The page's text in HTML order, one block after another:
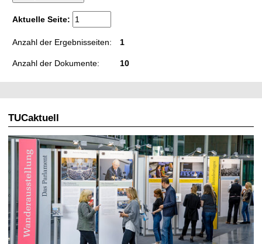
Aktuelle Seite:
Anzahl der Ergebnisseiten: 1
Anzahl der Dokumente: 10
TUCaktuell